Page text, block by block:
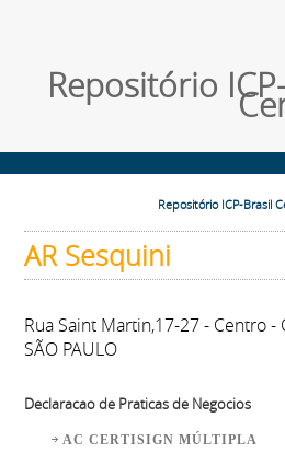
Repositório
Repositório ICP-Brasil
AR Sesquini
Rua Saint Martin,17-27 - Centro -
SÃO PAULO
Declaracao de Praticas de Negocios
AC CERTISIGN MÚLTIPLA